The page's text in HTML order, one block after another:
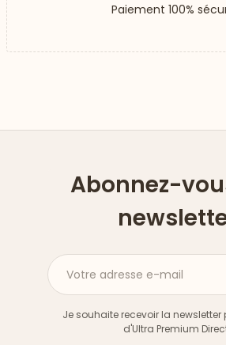
Paiement 100%
Abonnez-
Votre adresse e-mail
Je souhaite recevoir la newsletter
d'Ultra Premium